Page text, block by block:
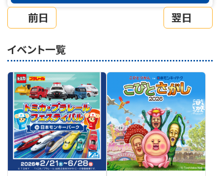
前日 翌日
イベント一覧